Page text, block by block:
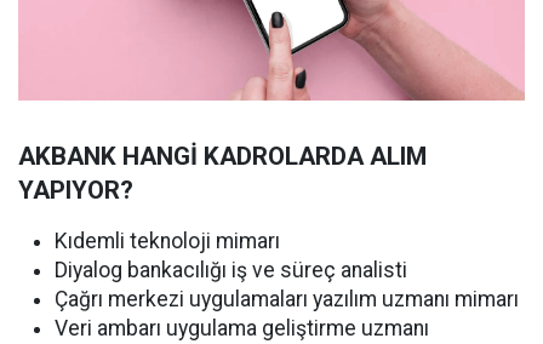
AKBANK HANGİ KADROLARDA ALIM
YAPIYOR?
Kıdemli teknoloji mimarı
Diyalog bankacılığı iş ve süreç analisti
Çağrı merkezi uygulamaları yazılım uzmanı mimarı
Veri ambarı uygulama geliştirme uzmanı